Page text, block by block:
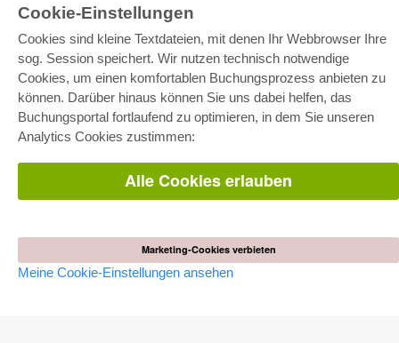
Cookie-Einstellungen
Cookies sind kleine Textdateien, mit denen Ihr Webbrowser Ihre
sog. Session speichert. Wir nutzen technisch notwendige
Cookies, um einen komfortablen Buchungsprozess anbieten zu
können. Darüber hinaus können Sie uns dabei helfen, das
Buchungsportal fortlaufend zu optimieren, in dem Sie unseren
Analytics Cookies zustimmen:
Alle Cookies erlauben
Marketing-Cookies verbieten
Meine Cookie-Einstellungen ansehen
Gesamtpaket
Fachbereichspakete
Pick & Choose
Bereitstellung von E-Books
Häufig gestellte Fragen (FAQ)
WEBSHOP
Alle Autoren
Versandkosten
Kongressband publizieren